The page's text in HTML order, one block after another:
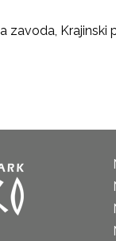
zavoda, Krajinski